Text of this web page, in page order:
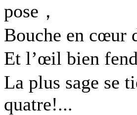
pose，
Bouche en cœur
Et l’œil bien
La plus sage se
quatre!...